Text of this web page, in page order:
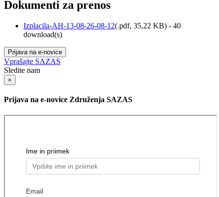
Dokumenti za prenos
Izplacila-AH-13-08-26-08-12(.pdf, 35,22 KB) - 40
download(s)
Prijava na e-novice
Vprašajte SAZAS
Sledite nam
×
Prijava na e-novice Združenja SAZAS